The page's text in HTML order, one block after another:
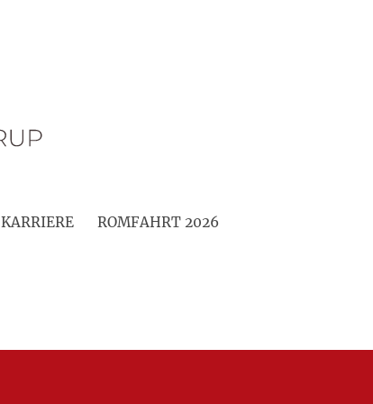
KARRIERE ROMFAHRT 2026